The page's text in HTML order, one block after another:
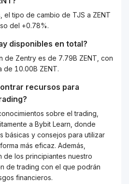
el tipo de cambio de TJS a ZENT
del +0.78%.
disponibles en total?
de Zentry es de 7.79B ZENT, con
de 10.00B ZENT.
recursos para
sobre el trading,
a Bybit Learn, donde
básicas y consejos para utilizar
más eficaz. Además,
de los principiantes nuestro
de trading con el que podrán
financieros.